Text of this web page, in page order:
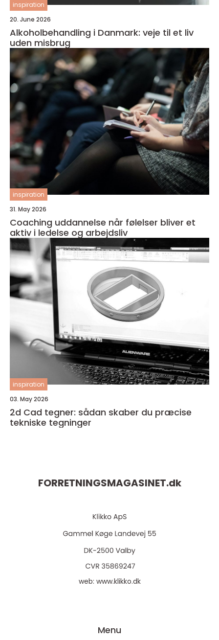
inspiration
20. June 2026
Alkoholbehandling i Danmark: veje til et liv
uden misbrug
inspiration
31. May 2026
Coaching uddannelse når følelser bliver et
aktiv i ledelse og arbejdsliv
inspiration
03. May 2026
2d Cad tegner: sådan skaber du præcise
tekniske tegninger
FORRETNINGSMAGASINET.dk
web: www.klikko.dk
Menu